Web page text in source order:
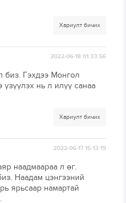
Хариулт бичих
2022-06-18 01:33:56
биз. Гэхдээ Монгол
нь л илүү санаа
Хариулт бичих
2022-06-17 15:13:19
наадмаараа л өг.
Наадам цэнгээний
ярьсаар намартай